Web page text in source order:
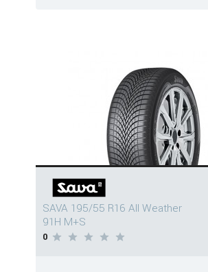
SAVA 195/55 R16 All Weather
91H M+S
0